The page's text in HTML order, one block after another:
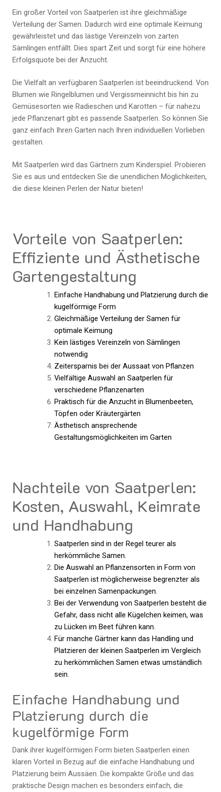
Ein großer Vorteil von Saatperlen ist ihre gleichmäßige
Verteilung der Samen. Dadurch wird eine optimale Keimung
gewährleistet und das lästige Vereinzeln von zarten
Sämlingen entfällt. Dies spart Zeit und sorgt für eine höhere
Erfolgsquote bei der Anzucht.
Die Vielfalt an verfügbaren Saatperlen ist beeindruckend. Von
Blumen wie Ringelblumen und Vergissmeinnicht bis hin zu
Gemüsesorten wie Radieschen und Karotten – für nahezu
jede Pflanzenart gibt es passende Saatperlen. So können Sie
ganz einfach Ihren Garten nach Ihren individuellen Vorlieben
gestalten.
Mit Saatperlen wird das Gärtnern zum Kinderspiel. Probieren
Sie es aus und entdecken Sie die unendlichen Möglichkeiten,
die diese kleinen Perlen der Natur bieten!
Vorteile von Saatperlen:
Effiziente und Ästhetische
Gartengestaltung
Einfache Handhabung und Platzierung durch die
kugelförmige Form
Gleichmäßige Verteilung der Samen für
optimale Keimung
Kein lästiges Vereinzeln von Sämlingen
notwendig
Zeitersparnis bei der Aussaat von Pflanzen
Vielfältige Auswahl an Saatperlen für
verschiedene Pflanzenarten
Praktisch für die Anzucht in Blumenbeeten,
Töpfen oder Kräutergärten
Ästhetisch ansprechende
Gestaltungsmöglichkeiten im Garten
Nachteile von Saatperlen:
Kosten, Auswahl, Keimrate
und Handhabung
Saatperlen sind in der Regel teurer als
herkömmliche Samen.
Die Auswahl an Pflanzensorten in Form von
Saatperlen ist möglicherweise begrenzter als
bei einzelnen Samenpackungen.
Bei der Verwendung von Saatperlen besteht die
Gefahr, dass nicht alle Kügelchen keimen, was
zu Lücken im Beet führen kann.
Für manche Gärtner kann das Handling und
Platzieren der kleinen Saatperlen im Vergleich
zu herkömmlichen Samen etwas umständlich
sein.
Einfache Handhabung und
Platzierung durch die
kugelförmige Form
Dank ihrer kugelförmigen Form bieten Saatperlen einen
klaren Vorteil in Bezug auf die einfache Handhabung und
Platzierung beim Aussäen. Die kompakte Größe und das
praktische Design machen es besonders einfach, die